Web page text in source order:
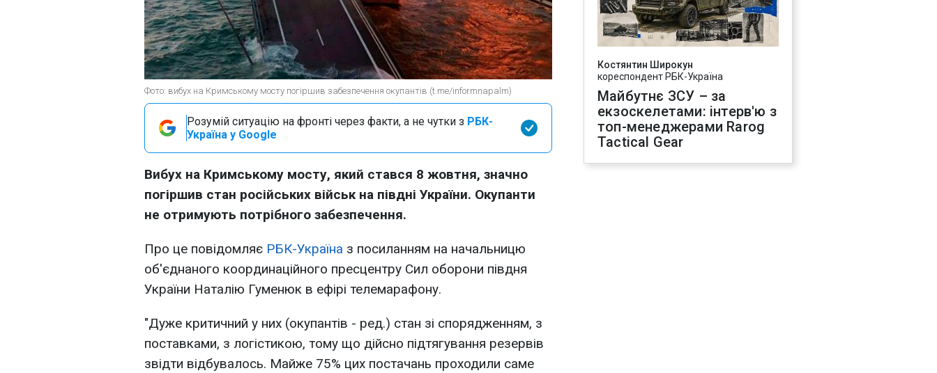
Фото: вибух на Кримському мосту погіршив забезпечення окупантів (t.me/informnapalm)
Розумій ситуацію на фронті через факти, а не чутки з РБК-
Україна у Google
Вибух на Кримському мосту, який стався 8 жовтня, значно
погіршив стан російських військ на півдні України. Окупанти
не отримують потрібного забезпечення.
Про це повідомляє РБК-Україна з посиланням на начальницю
об'єднаного координаційного пресцентру Сил оборони півдня
України Наталію Гуменюк в ефірі телемарафону.
"Дуже критичний у них (окупантів - ред.) стан зі спорядженням, з
поставками, з логістикою, тому що дійсно підтягування резервів
звідти відбувалось. Майже 75% цих постачань проходили саме
Костянтин Широкун
кореспондент РБК-Україна
Майбутнє ЗСУ – за
екзоскелетами: інтерв'ю з
топ-менеджерами Rarog
Tactical Gear